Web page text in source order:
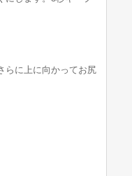
らに上に向かってお尻